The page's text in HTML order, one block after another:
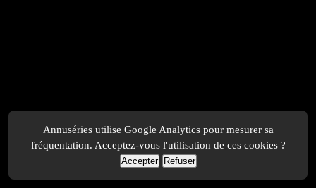
Annuséries utilise Google Analytics pour mesurer sa
fréquentation. Acceptez-vous l'utilisation de ces cookies ?
Accepter Refuser